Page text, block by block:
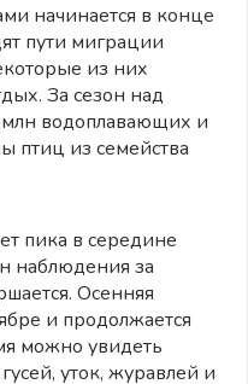
начинается в конце
пути миграции
из них
За сезон над
млн водоплавающих и
птиц из семейства
пика в середине
наблюдения за
Осенняя
и продолжается
можно увидеть
уток, журавлей и